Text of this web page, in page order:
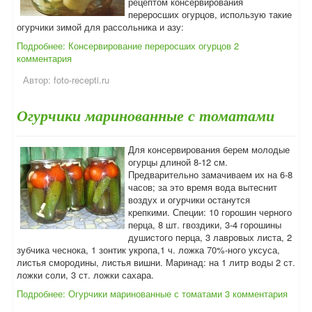
переросших огурцов, использую такие
огурчики зимой для рассольника и азу:
Подробнее: Консервирование переросших огурцов 2
комментария
Автор: foto-recepti.ru
Огурчики маринованные с томатами
Для консервирования берем молодые
огурцы длиной 8-12 см.
Предварительно замачиваем их на 6-8
часов; за это время вода вытеснит
воздух и огурчики останутся
крепкими. Специи: 10 горошин черного
перца, 8 шт. гвоздики, 3-4 горошины
душистого перца, 3 лавровых листа, 2
зубчика чеснока, 1 зонтик укропа,1 ч. ложка 70%-ного уксуса,
листья смородины, листья вишни. Маринад: на 1 литр воды 2 ст.
ложки соли, 3 ст. ложки сахара.
Подробнее: Огурчики маринованные с томатами 3 комментария